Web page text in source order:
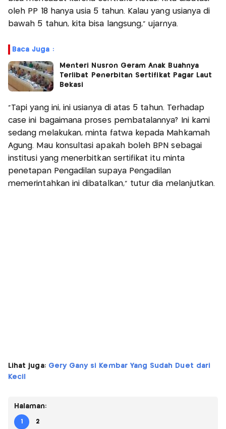
oleh PP 18 hanya usia 5 tahun. Kalau yang usianya di
bawah 5 tahun, kita bisa langsung," ujarnya.
Baca Juga :
Menteri Nusron Geram Anak Buahnya
Terlibat Penerbitan Sertifikat Pagar Laut
Bekasi
"Tapi yang ini, ini usianya di atas 5 tahun. Terhadap
case ini bagaimana proses pembatalannya? Ini kami
sedang melakukan, minta fatwa kepada Mahkamah
Agung. Mau konsultasi apakah boleh BPN sebagai
institusi yang menerbitkan sertifikat itu minta
penetapan Pengadilan supaya Pengadilan
memerintahkan ini dibatalkan," tutur dia melanjutkan.
Lihat juga: Gery Gany si Kembar Yang Sudah Duet dari
Kecil
Halaman:
1 2